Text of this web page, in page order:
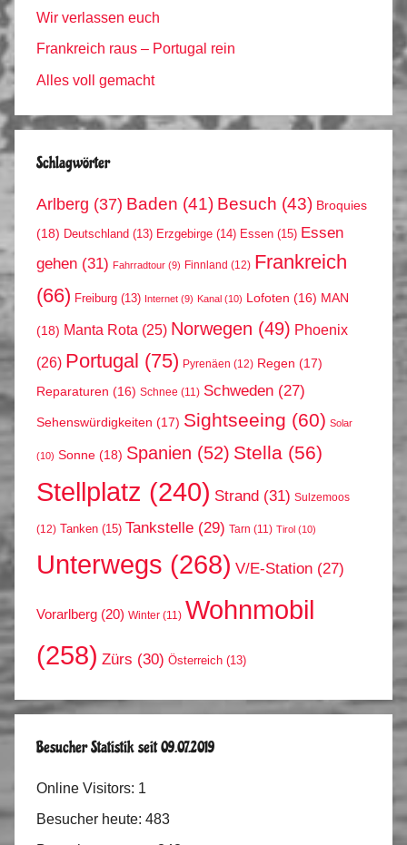
Wir verlassen euch
Frankreich raus – Portugal rein
Alles voll gemacht
Schlagwörter
Arlberg (37) Baden (41) Besuch (43) Broquies
(18) Deutschland (13) Erzgebirge (14) Essen (15) Essen
gehen (31) Fahrradtour (9) Finnland (12) Frankreich
(66) Freiburg (13) Internet (9) Kanal (10) Lofoten (16) MAN
(18) Manta Rota (25) Norwegen (49) Phoenix
(26) Portugal (75) Pyrenäen (12) Regen (17)
Reparaturen (16) Schnee (11) Schweden (27)
Sehenswürdigkeiten (17) Sightseeing (60) Solar
(10) Sonne (18) Spanien (52) Stella (56)
Stellplatz (240) Strand (31) Sulzemoos
(12) Tanken (15) Tankstelle (29) Tarn (11) Tirol (10)
Unterwegs (268) V/E-Station (27)
Vorarlberg (20) Winter (11) Wohnmobil
(258) Zürs (30) Österreich (13)
Besucher Statistik seit 09.07.2019
Online Visitors: 1
Besucher heute: 483